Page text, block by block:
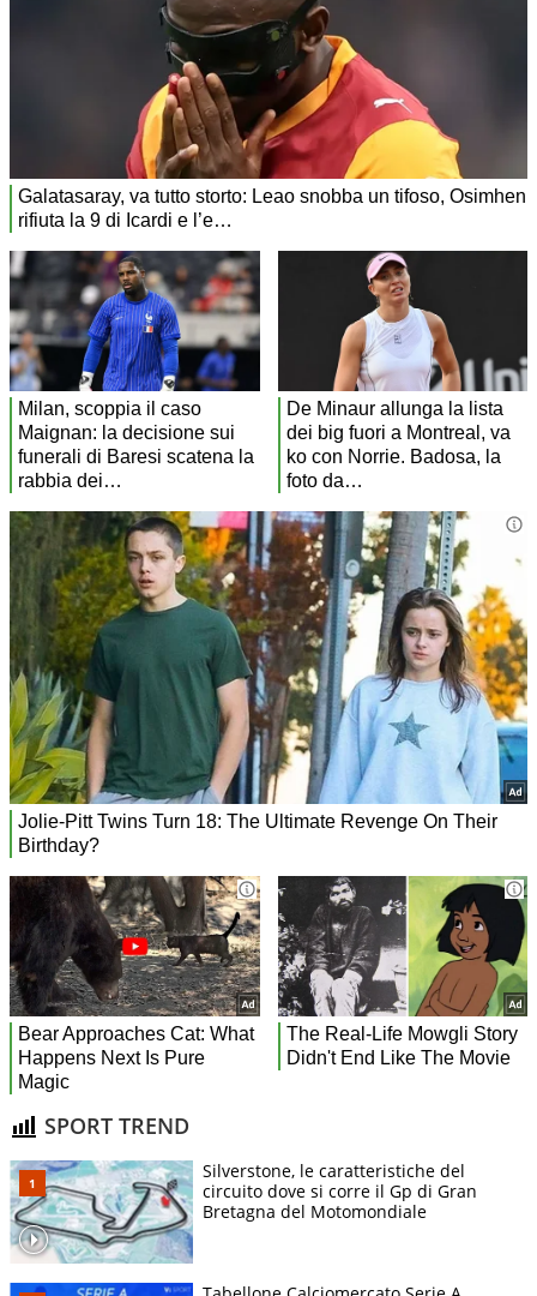
SPORT TREND
Silverstone, le caratteristiche del
circuito dove si corre il Gp di Gran
Bretagna del Motomondiale